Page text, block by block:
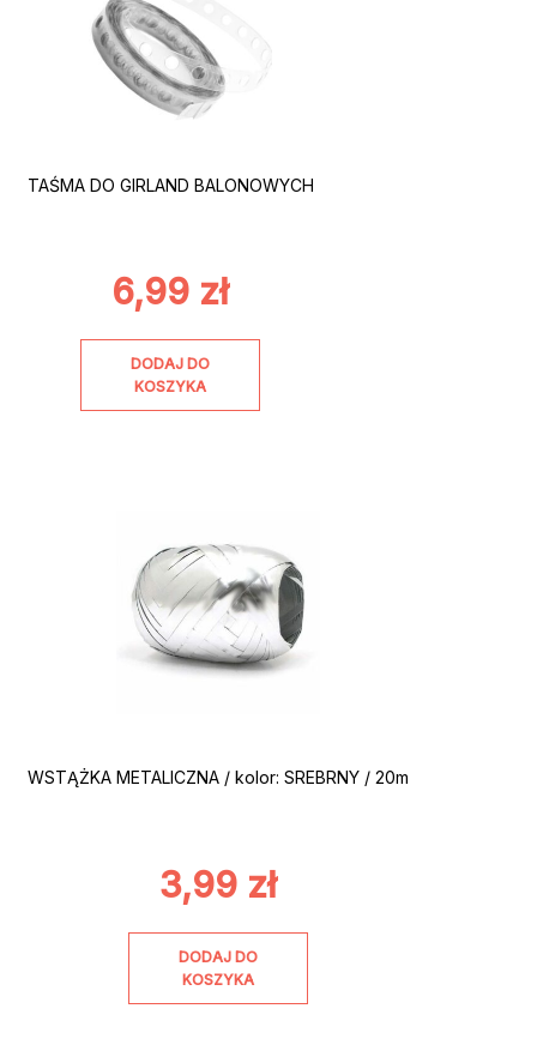
TAŚMA DO GIRLAND BALONOWYCH
6,99 zł
DODAJ DO
KOSZYKA
WSTĄŻKA METALICZNA / kolor: SREBRNY / 20m
3,99 zł
DODAJ DO
KOSZYKA